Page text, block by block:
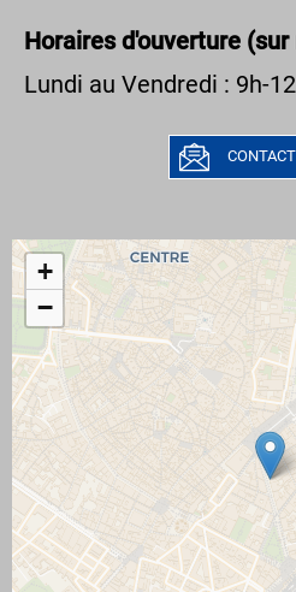
Horaires d'ouverture
Lundi au Vendredi : 9h-
+
−